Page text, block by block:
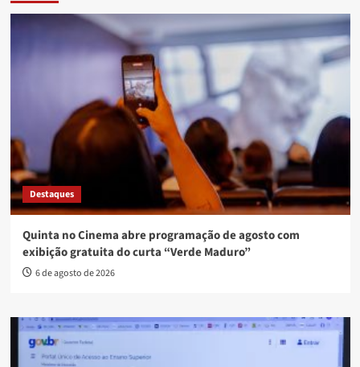
Destaques
Quinta no Cinema abre programação de agosto com
exibição gratuita do curta “Verde Maduro”
6 de agosto de 2026